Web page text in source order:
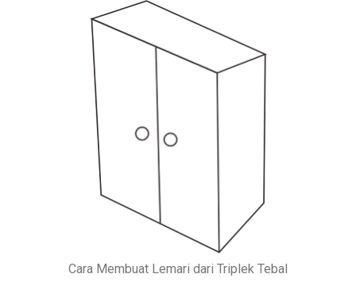
Cara Membuat Lemari dari Triplek Tebal